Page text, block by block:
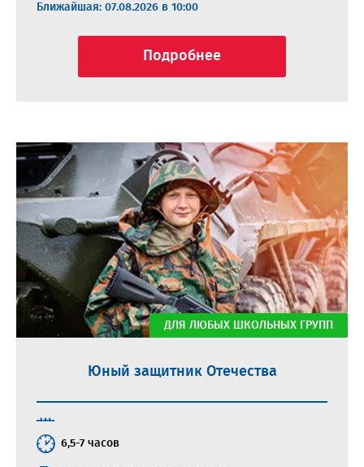
Ближайшая: 07.08.2026 в 10:00
Подробнее
Юный защитник Отечества
ДЛЯ ЛЮБЫХ ШКОЛЬНЫХ ГРУПП
6,5-7 часов